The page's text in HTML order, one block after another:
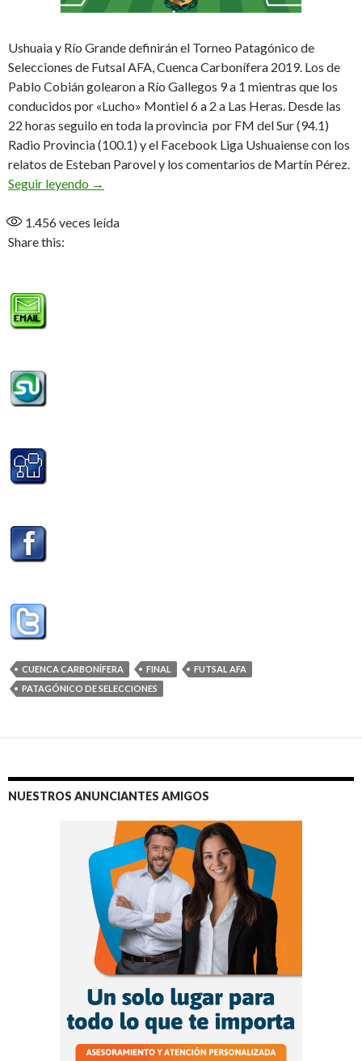
Ushuaia y Río Grande definirán el Torneo Patagónico de
Selecciones de Futsal AFA, Cuenca Carbonífera 2019. Los de
Pablo Cobián golearon a Río Gallegos 9 a 1 mientras que los
conducidos por «Lucho» Montiel 6 a 2 a Las Heras. Desde las
22 horas seguilo en toda la provincia por FM del Sur (94.1)
Radio Provincia (100.1) y el Facebook Liga Ushuaiense con los
relatos de Esteban Parovel y los comentarios de Martín Pérez.
Seguir leyendo La final más esperada
→
1.456veces leída
Share this:
CUENCA CARBONÍFERA FINAL
FUTSAL AFA
PATAGÓNICO DE SELECCIONES
NUESTROS ANUNCIANTES AMIGOS